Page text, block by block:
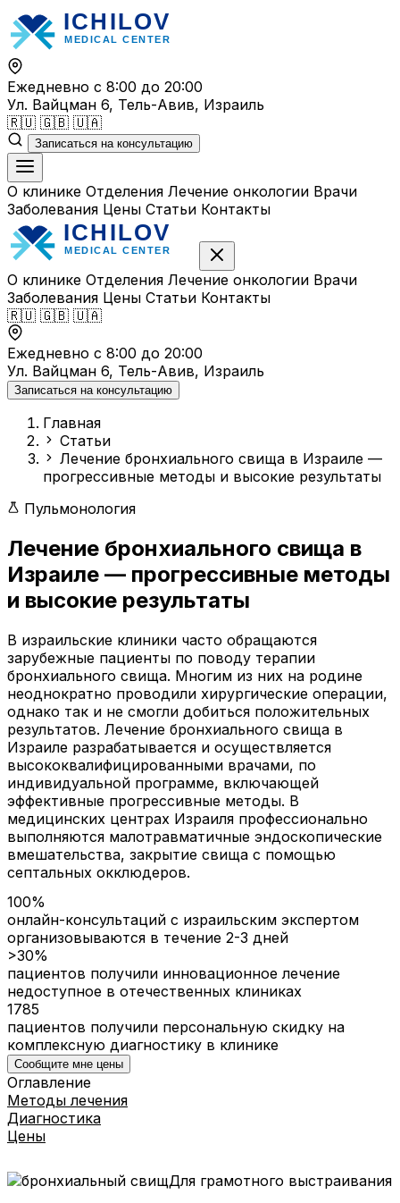
Перейти
к
содержимому
Ежедневно с 8:00 до 20:00
Ул. Вайцман 6, Тель-Авив, Израиль
🇷🇺 🇬🇧 🇺🇦
Записаться на консультацию
О клинике Отделения Лечение онкологии Врачи
Заболевания Цены Статьи Контакты
О клинике Отделения Лечение онкологии Врачи
Заболевания Цены Статьи Контакты
🇷🇺 🇬🇧 🇺🇦
Ежедневно с 8:00 до 20:00
Ул. Вайцман 6, Тель-Авив, Израиль
Записаться на консультацию
Главная
Статьи
Лечение бронхиального свища в Израиле —
прогрессивные методы и высокие результаты
Пульмонология
Лечение бронхиального свища в
Израиле — прогрессивные методы
и высокие результаты
В израильские клиники часто обращаются
зарубежные пациенты по поводу терапии
бронхиального свища. Многим из них на родине
неоднократно проводили хирургические операции,
однако так и не смогли добиться положительных
результатов. Лечение бронхиального свища в
Израиле разрабатывается и осуществляется
высококвалифицированными врачами, по
индивидуальной программе, включающей
эффективные прогрессивные методы. В
медицинских центрах Израиля профессионально
выполняются малотравматичные эндоскопические
вмешательства, закрытие свища с помощью
септальных окклюдеров.
100%
онлайн-консультаций с израильским экспертом
организовываются в течение 2-3 дней
>30%
пациентов получили инновационное лечение
недоступное в отечественных клиниках
1785
пациентов получили персональную скидку на
комплексную диагностику в клинике
Сообщите мне цены
Оглавление
Методы лечения
Диагностика
Цены
Для грамотного выстраивания